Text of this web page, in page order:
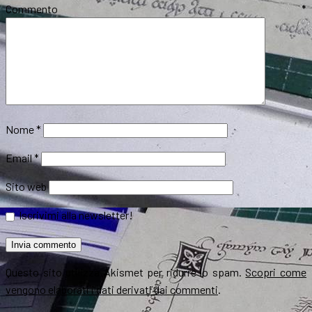
Commento*
Nome*
Email*
Sito web
Iscrivimi alla newsletter!
Questo sito utilizza Akismet per ridurre lo spam. Scopri come
vengono elaborati i dati derivati dai commenti.